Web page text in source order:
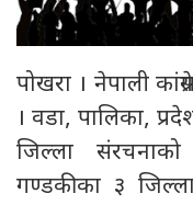
पोखरा । नेपाली
। वडा, पालिका,
जिल्ला
गण्डकीका ३